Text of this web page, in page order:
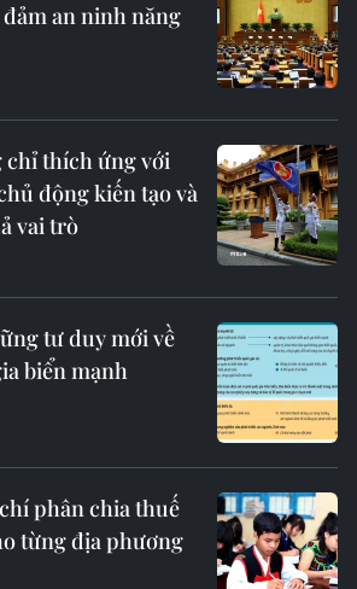
an ninh năng
chỉ thích ứng với
động kiến tạo và
vai trò
tư duy mới về
biển mạnh
phân chia thuế
từng địa phương